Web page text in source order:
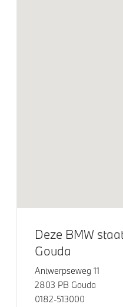
Akoestische
Elektronisch Stabiliteits
Passagiersairbag
Deze BMW
Gouda
Antwerpseweg 11
2803 PB Gouda
0182-513000